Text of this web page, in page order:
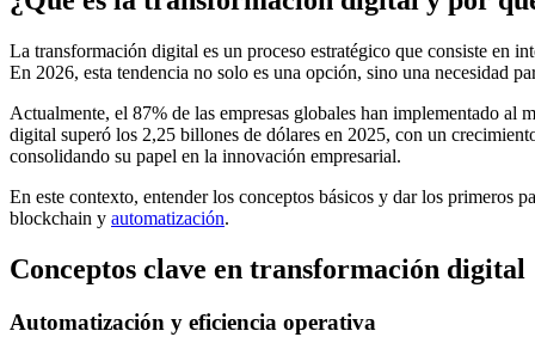
La transformación digital es un proceso estratégico que consiste en
En 2026, esta tendencia no solo es una opción, sino una necesidad
Actualmente, el 87% de las empresas globales han implementado al
digital superó los 2,25 billones de dólares en 2025, con un
consolidando su papel en la innovación empresarial.
En este contexto, entender los conceptos básicos y dar los primeros
blockchain y automatización.
Conceptos clave en transformación digital
Automatización y eficiencia operativa